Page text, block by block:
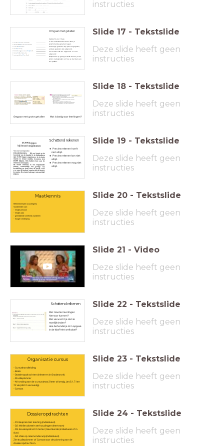
instructies
Omgaan met getallen
Opdracht voor 1 havo
In de onderstaande zinnen kom je
verschillende getallen tegen.
Sommige getallen zijn precies gegeven,
andere getallen zijn afgerond.
Zet achter elke zin 'afgerond' of 'niet
afgerond'.
Bespreek in je groepje welke zinnen je zou
willen nabespreken en hoe je dat dan aan
zou pakken.
Slide 17 - Tekstslide
Deze slide heeft geen
instructies
Omgaan met grote getallen Wat is lastig voor leerlingen?
Slide 18 - Tekstslide
Deze slide heeft geen
instructies
Schattend rekenen
Precies rekenen hoeft
niet altijd.
Precies rekenen kan niet
altijd.
Precies rekenen mag niet
altijd.
Slide 19 - Tekstslide
Deze slide heeft geen
instructies
Maatkennis
Referentiematen (vuistregels)
Voorbeelden zijn:
- lengte persoon
- lengte auto
- gemiddelde snelheid wandelen
- hoogte verdieping
Slide 20 - Tekstslide
Deze slide heeft geen
instructies
Slide 21 - Video
Deze slide heeft geen
instructies
Schattend rekenen
Wat moeten leerlingen
hiervoor kunnen?
Wat verwacht je dat ze
moeilijk vinden?
Hoe behandel je zo'n opgave
in de klas? Met welk doel?
Slide 22 - Tekstslide
Deze slide heeft geen
instructies
Organisatie cursus
- Cursushandleiding
- Boek
- Dossieropdrachten (inleveren in Gradework)
- Studieplanner
- Afronding van de cursus (max 2 keer afwezig, Les 5.1, 7.1 en
7.2 verplicht aanwezig)
- Canvas
Slide 23 - Tekstslide
Deze slide heeft geen
instructies
Dossieropdrachten
- D1: Gesprek met leerling (individueel)
- D2: Miniles domein verhoudingen (leerteam)
- D3: Keuzeopdracht meten/meetkunde (individueel of in
duo)
- D4: Visie op rekenonderwijs (individueel)
Zie studieplanner of Canvas voor de planning van de
dossieropdrachten.
Slide 24 - Tekstslide
Deze slide heeft geen
instructies